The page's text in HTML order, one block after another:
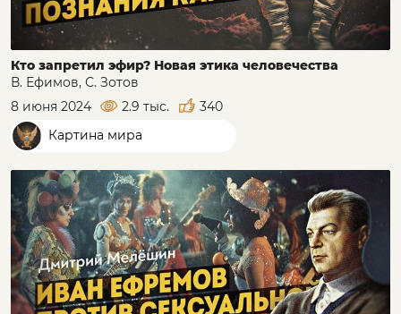
Кто запретил эфир? Новая этика человечества
В. Ефимов, С. Зотов
8 июня 2024
2.9 тыс.
340
Картина мира